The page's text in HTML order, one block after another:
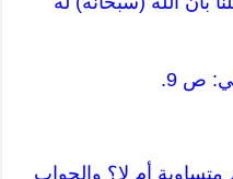
متساوية أم لا؟ والجواب